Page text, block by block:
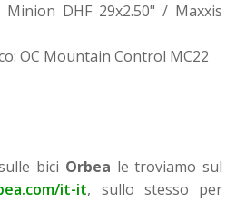
Minion DHF 29x2.50" / Maxxis
OC Mountain Control MC22
bici Orbea le troviamo sul
it-it, sullo stesso per